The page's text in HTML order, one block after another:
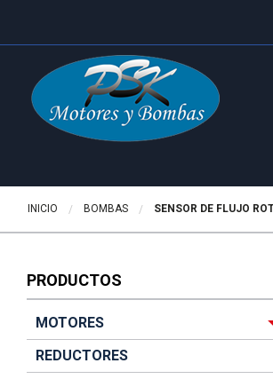
INICIO BOMBAS ACTUALMENTE:
SENSOR DE FLUJO
PRODUCTOS
MOTORES
REDUCTORES